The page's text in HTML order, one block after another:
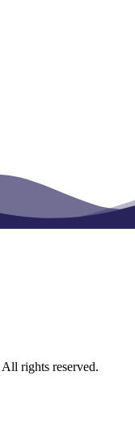
rights reserved.